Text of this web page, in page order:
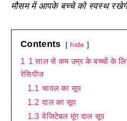
मौसम में आपके बच्चे को स्वस्थ
Contents hide
1 1 साल से कम उम्र के बच्चों के
रेसिपीज
1.1 चावल का सूप
1.2 दाल का सूप
1.3 वेजिटेबल मूंग दाल सूप